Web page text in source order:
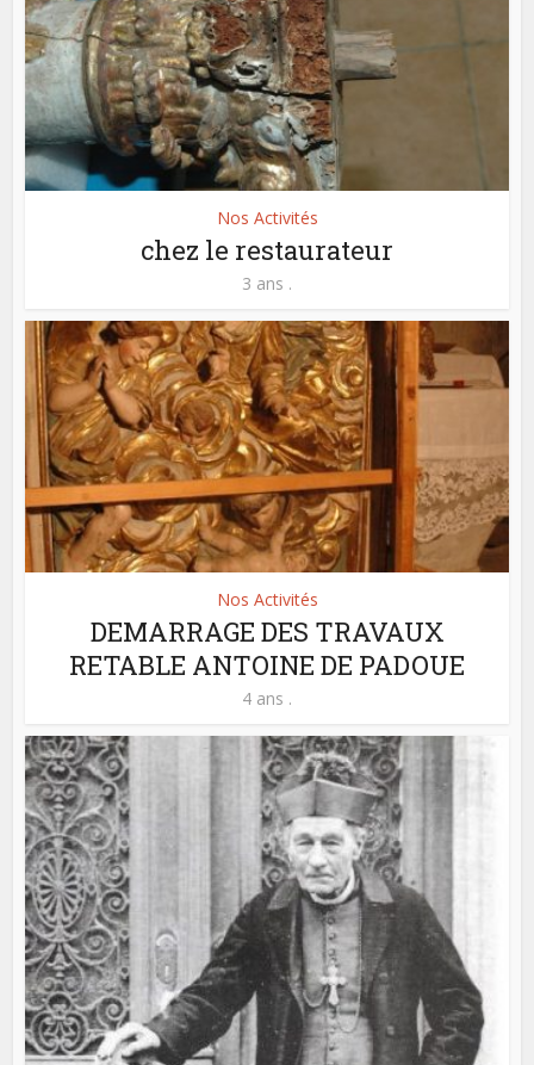
Nos Activités
chez le restaurateur
3 ans .
Nos Activités
DEMARRAGE DES TRAVAUX
RETABLE ANTOINE DE PADOUE
4 ans .